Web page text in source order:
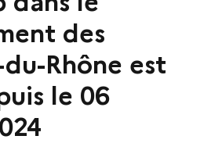
des
du-Rhône est
le 06